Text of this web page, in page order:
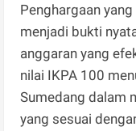
Penghargaan
menjadi bukti
anggaran yang
nilai IKPA 100
Sumedang dalam
yang sesuai